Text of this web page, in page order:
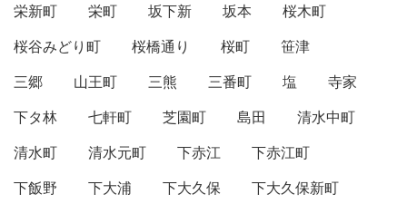
栄新町
栄町 坂下新 坂本
桜木町
桜谷みどり町
桜橋通り 桜町
笹津
三郷
山王町 三熊 三番町 塩
寺家
下タ林
七軒町 芝園町 島田
清水中町
清水町
清水元町 下赤江
下赤江町
下飯野
下大浦 下大久保
下大久保新町